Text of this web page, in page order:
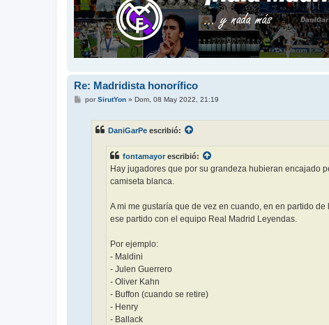
Re: Madridista honorífico
MporSirutYon» Dom, 08 May 2022, 21:19
DaniGarPe escribió:
fontamayorescribió:
Hay jugadores que por su grandeza hubieran encajado
camiseta blanca.
A mi me gustaría que de vez en cuando, en en partido
ese partido con el equipo Real Madrid Leyendas.
Por ejemplo:
- Maldini
- Julen Guerrero
- Oliver Kahn
- Buffon (cuando se retire)
- Henry
- Ballack